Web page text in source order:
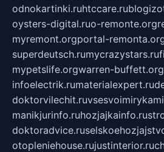
odnokartinki.ruhtccare.ru
oysters-digital.ruo-remonte.org
myremont.orgportal-
superdeutsch.rumycrazystars.ru
mypetslife.orgwarren-buffett.org
infoelectrik.rumaterialexpert.ru
doktorvilechit.ru
manikjurinfo.ruhozjajkainfo.ru
doktoradvice.ru
otopleniehouse.rujustinterior.ru